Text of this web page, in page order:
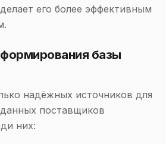
его более эффективным
базы
надёжных источников для
поставщиков
них: